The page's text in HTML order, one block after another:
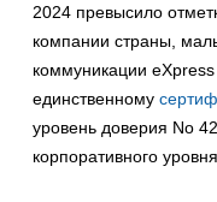
2024 превысило
компании страны,
коммуникации
единственному
уровень доверия No
корпоративного